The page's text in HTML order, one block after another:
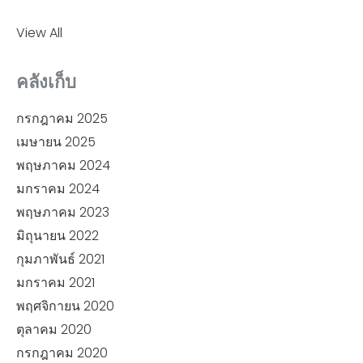
View All
คลังเก็บ
กรกฎาคม 2025
เมษายน 2025
พฤษภาคม 2024
มกราคม 2024
พฤษภาคม 2023
มิถุนายน 2022
กุมภาพันธ์ 2021
มกราคม 2021
พฤศจิกายน 2020
ตุลาคม 2020
กรกฎาคม 2020